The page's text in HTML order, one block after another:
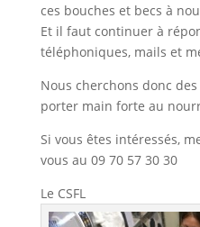
ces bouches et becs à
Et il faut continuer à
téléphoniques, mails et
Nous cherchons donc
porter main forte au
Si vous êtes intéressés,
vous au 09 70 57 30 30
Le CSFL